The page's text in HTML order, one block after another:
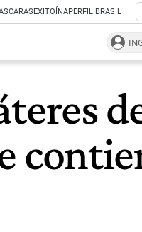
CARASEXITOÍNAPERFIL BRASIL